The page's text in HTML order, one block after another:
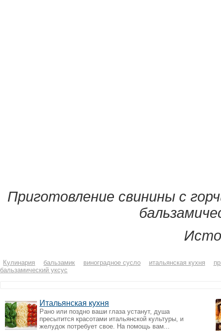
Приготовление свинины с
Кулинария бальзамик виноградное сусло итальянская кухня
бальзамический уксус
Итальянская кухня
Рано или поздно ваши глаза устанут, душа
пресытится красотами итальянской культуры, и
желудок потребует свое. На помощь вам...